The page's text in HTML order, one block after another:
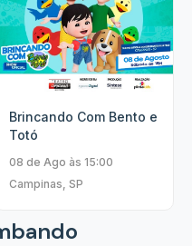
Brincando Com Bento e
Totó
08 de Ago às 15:00
Campinas, SP